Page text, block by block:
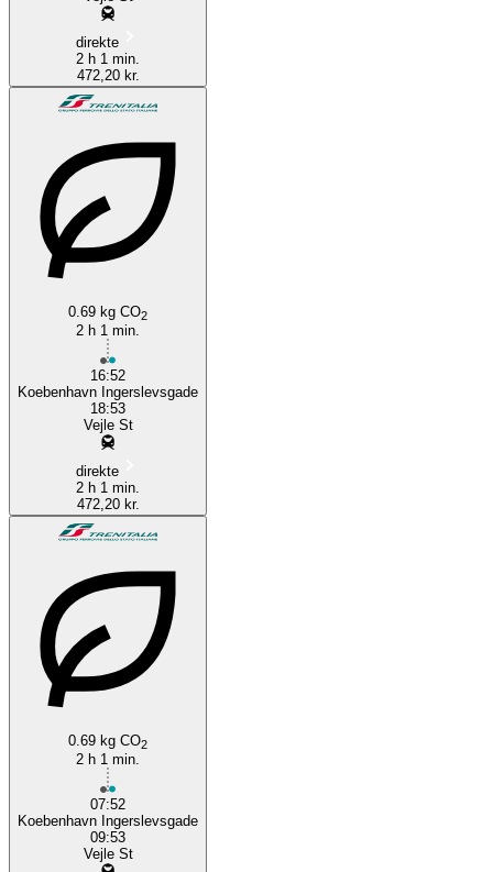
direkte
2 h 1 min.
472,20 kr.
0.69 kg CO2
2 h 1 min.
16:52
Koebenhavn Ingerslevsgade
18:53
Vejle St
direkte
2 h 1 min.
472,20 kr.
0.69 kg CO2
2 h 1 min.
07:52
Koebenhavn Ingerslevsgade
09:53
Vejle St